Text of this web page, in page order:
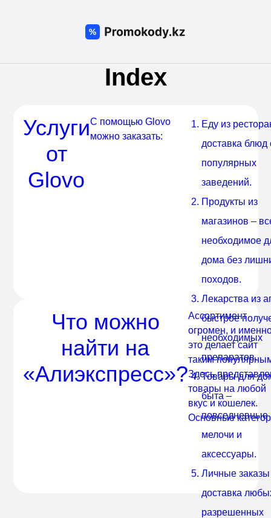
Index
Услуги
от
Glovo
С помощью Glovo
можно заказать:
Еду из
доставка блюд
популярных
заведений.
Продукты из
магазинов –
необходимое
дома без
походов.
Лекарства из
быстрое
необходимых
препаратов.
Товары для
быта –
повседневные
мелочи и
аксессуары.
Личные заказы
доставка
разрешенных
Что можно
найти на
«Алиэкспресс»?
Ассортимент
огромен, и
это делает сайт
таким
Здесь
товары на любой
вкус и кошелек.
Основные